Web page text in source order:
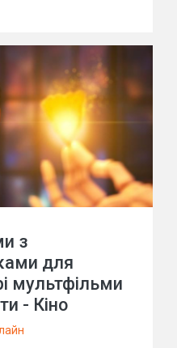
з
для
мультфільми
- Кіно